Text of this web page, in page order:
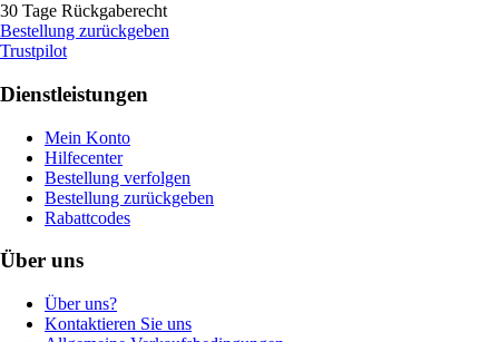
30 Tage Rückgaberecht
Bestellung zurückgeben
Trustpilot
Dienstleistungen
Mein Konto
Hilfecenter
Bestellung verfolgen
Bestellung zurückgeben
Rabattcodes
Über uns
Über uns?
Kontaktieren Sie uns